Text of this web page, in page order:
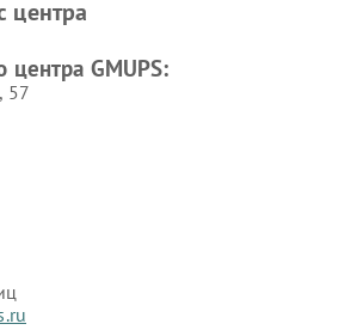
центра
центра GMUPS:
57